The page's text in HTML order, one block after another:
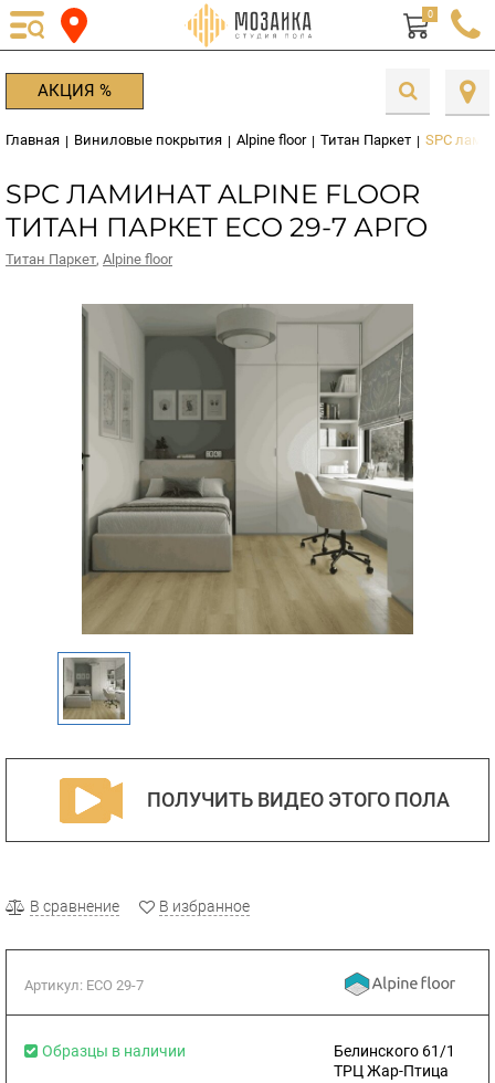
0
АКЦИЯ %
Главная | Виниловые покрытия | Alpine floor | Титан Паркет | SPC
SPC ЛАМИНАТ ALPINE FLOOR
ТИТАН ПАРКЕТ ECO 29-7 АРГО
Титан Паркет, Alpine floor
ПОЛУЧИТЬ ВИДЕО ЭТОГО ПОЛА
В сравнение В избранное
Артикул: ECO 29-7
Образцы в наличии
Белинского 61/1
ТРЦ Жар-Птица